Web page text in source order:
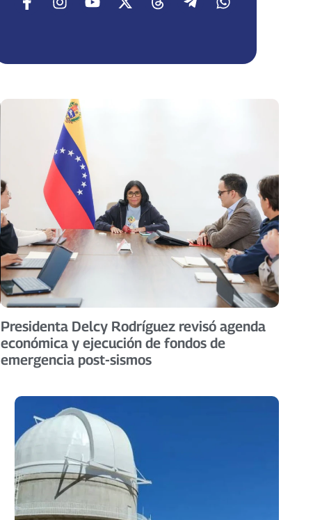
Presidenta Delcy Rodríguez revisó agenda
económica y ejecución de fondos de
emergencia post-sismos